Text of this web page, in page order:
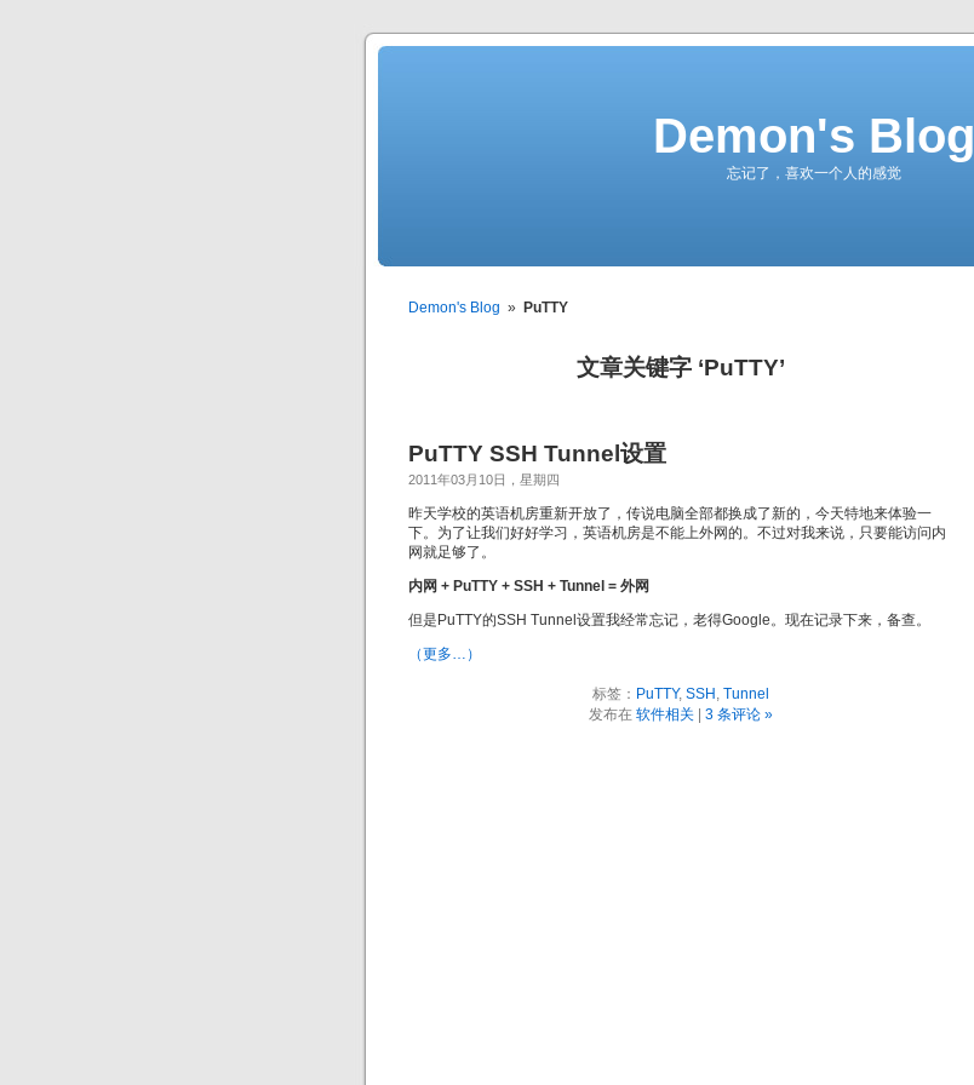
Demon's Blog
忘记了，喜欢一个人的感觉
Demon's Blog » PuTTY
文章关键字 ‘PuTTY’
PuTTY SSH Tunnel设置
2011年03月10日，星期四
昨天学校的英语机房重新开放了，传说电脑全部都换成了新的，今天特地来体验一
下。为了让我们好好学习，英语机房是不能上外网的。不过对我来说，只要能访问内
网就足够了。
内网 + PuTTY + SSH + Tunnel = 外网
但是PuTTY的SSH Tunnel设置我经常忘记，老得Google。现在记录下来，备查。
（更多…）
标签： PuTTY, SSH , Tunnel
发布在 软件相关 3 条评论 »